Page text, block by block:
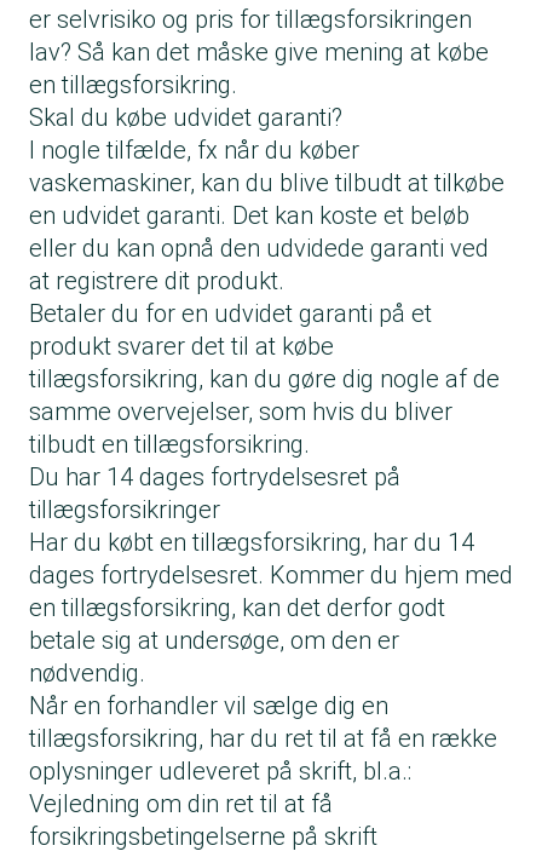
er selvrisiko og pris for tillægsforsikringen
lav? Så kan det måske give mening at købe
en tillægsforsikring.
Skal du købe udvidet garanti?
I nogle tilfælde, fx når du køber
vaskemaskiner, kan du blive tilbudt at tilkøbe
en udvidet garanti. Det kan koste et beløb
eller du kan opnå den udvidede garanti ved
at registrere dit produkt.
Betaler du for en udvidet garanti på et
produkt svarer det til at købe
tillægsforsikring, kan du gøre dig nogle af de
samme overvejelser, som hvis du bliver
tilbudt en tillægsforsikring.
Du har 14 dages fortrydelsesret på
tillægsforsikringer
Har du købt en tillægsforsikring, har du 14
dages fortrydelsesret. Kommer du hjem med
en tillægsforsikring, kan det derfor godt
betale sig at undersøge, om den er
nødvendig.
Når en forhandler vil sælge dig en
tillægsforsikring, har du ret til at få en række
oplysninger udleveret på skrift, bl.a.:
Vejledning om din ret til at få
forsikringsbetingelserne på skrift